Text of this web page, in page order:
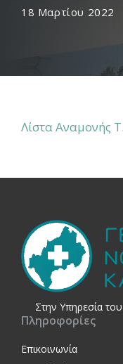
18 Μαρτίου 2022
Λίστα Αναμονής
Στην Yπηρεσία του
Πληροφορίες
Επικοινωνία